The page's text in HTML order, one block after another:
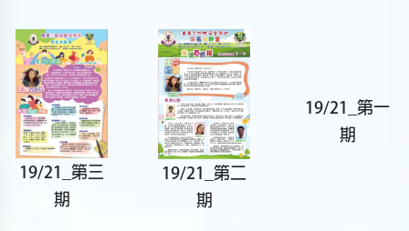
19/21_第三
期
19/21_第二
期
19/21_第一
期